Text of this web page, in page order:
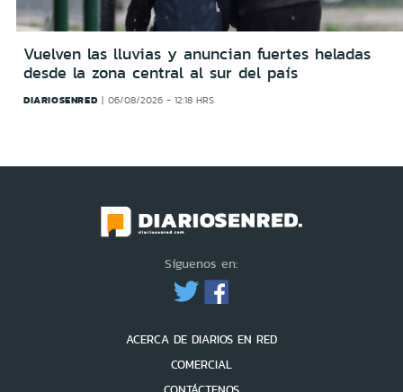
Vuelven las lluvias y anuncian fuertes heladas
desde la zona central al sur del país
DIARIOSENRED 06/08/2026 - 12:18 HRS
Síguenos en:
ACERCA DE DIARIOS EN RED
COMERCIAL